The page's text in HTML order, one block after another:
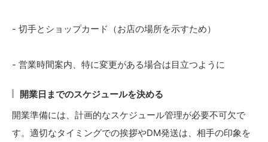
- 切手とショップカード（お店の場所を示すため）
- 営業時間案内、特に変更がある場合は目立つように
開業日までのスケジュールを決める
開業準備には、計画的なスケジュール管理が必要不可欠で
す。適切なタイミングでの挨拶やDM発送は、相手の印象を